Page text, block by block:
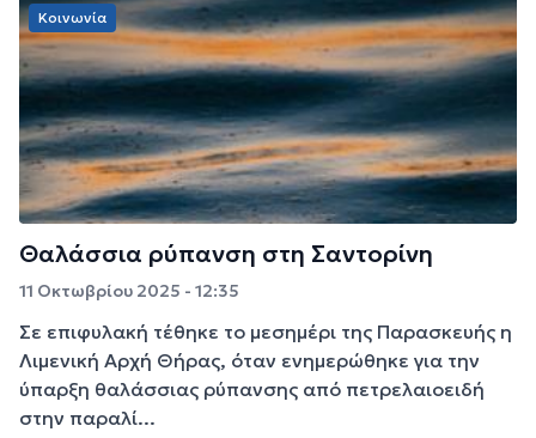
Κοινωνία
Θαλάσσια ρύπανση στη Σαντορίνη
11 Οκτωβρίου 2025 - 12:35
Σε επιφυλακή τέθηκε το μεσημέρι της Παρασκευής η
Λιμενική Αρχή Θήρας, όταν ενημερώθηκε για την
ύπαρξη θαλάσσιας ρύπανσης από πετρελαιοειδή
στην παραλί...